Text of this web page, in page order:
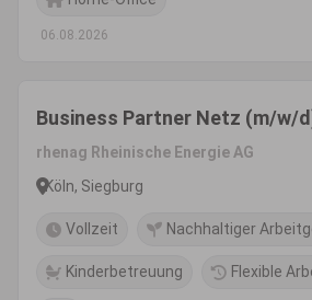
06.08.2026
Business Partner Netz (m/w/
rhenag Rheinische Energie AG
Köln, Siegburg
Vollzeit Nachhaltiger
Kinderbetreuung Flexible